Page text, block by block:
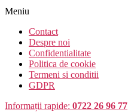
Meniu
Contact
Despre noi
Confidentialitate
Politica de cookie
Termeni si conditii
GDPR
Informații rapide: 0722 26 96 77